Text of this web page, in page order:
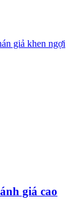
giả khen ngợi
giá cao